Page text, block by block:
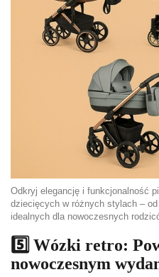
Odkryj elegancję i funkcjonalność
dziecięcych w różnych stylach –
idealnych dla nowoczesnych
5️⃣ Wózki retro:
nowoczesnym